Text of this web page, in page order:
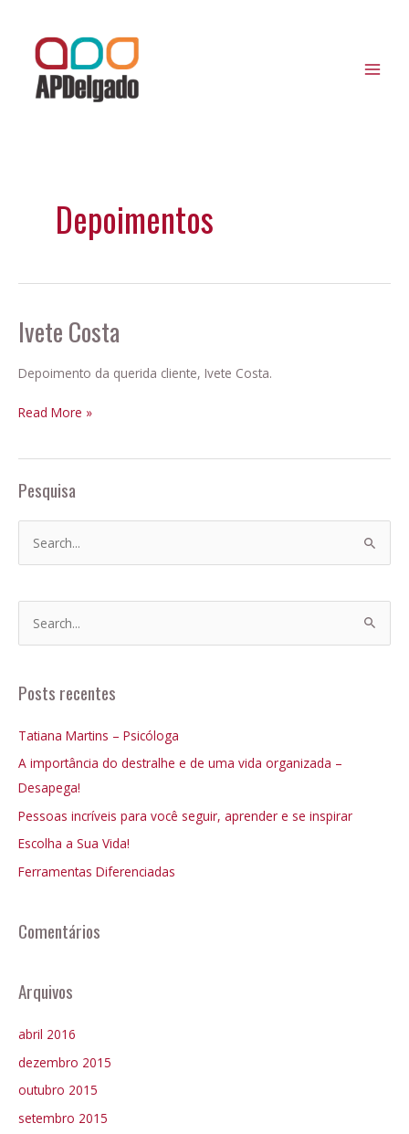
conteúdo
Depoimentos
Ivete Costa
Depoimento da querida cliente, Ivete Costa.
Ivete
Costa
Read More »
Pesquisa
e
u
s
r
p
o
r
:
e
q
s
a
r
p
o
Posts recentes
Tatiana Martins – Psicóloga
A importância do destralhe e de uma vida organizada –
Desapega!
Pessoas incríveis para você seguir, aprender e se inspirar
Escolha a Sua Vida!
Ferramentas Diferenciadas
Comentários
Arquivos
abril 2016
dezembro 2015
outubro 2015
setembro 2015